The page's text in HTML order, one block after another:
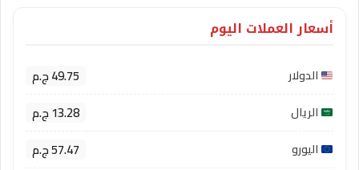
أسعار العملات اليوم
الدولار 49.75 ج.م
الريال 13.28 ج.م
اليورو 57.47 ج.م